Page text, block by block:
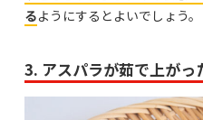
るようにするとよいでしょう。
3. アスパラが茹で上がっ